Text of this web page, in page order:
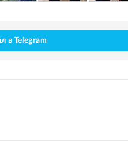
в Telegram